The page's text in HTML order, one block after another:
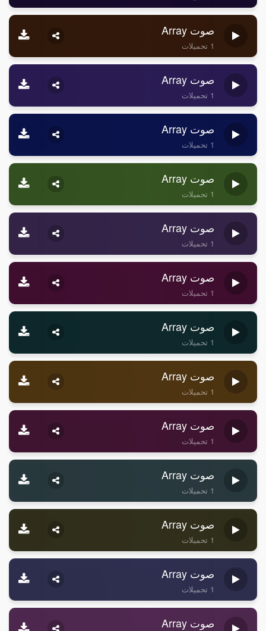
صوت Array
1 تحميلات
صوت Array
1 تحميلات
صوت Array
1 تحميلات
صوت Array
1 تحميلات
صوت Array
1 تحميلات
صوت Array
1 تحميلات
صوت Array
1 تحميلات
صوت Array
1 تحميلات
صوت Array
1 تحميلات
صوت Array
1 تحميلات
صوت Array
1 تحميلات
صوت Array
1 تحميلات
صوت Array